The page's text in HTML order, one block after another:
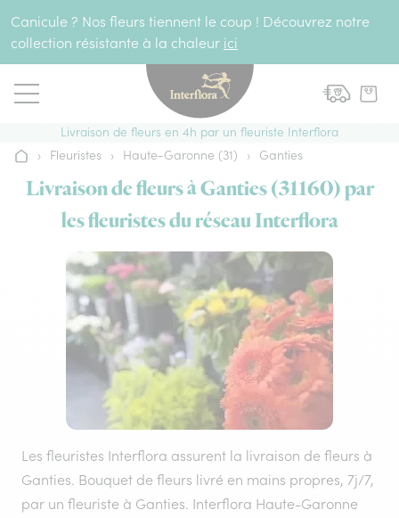
Canicule ? Nos fleurs tiennent le coup ! Découvrez notre
collection résistante à la chaleur ici
Livraison de fleurs en 4h par un fleuriste Interflora
Accueil
› Fleuristes › Haute-Garonne (31) › Ganties
Livraison de fleurs à Ganties (31160) par
les fleuristes du réseau Interflora
Les fleuristes Interflora assurent la livraison de fleurs à
Ganties. Bouquet de fleurs livré en mains propres, 7j/7,
par un fleuriste à Ganties. Interflora Haute-Garonne